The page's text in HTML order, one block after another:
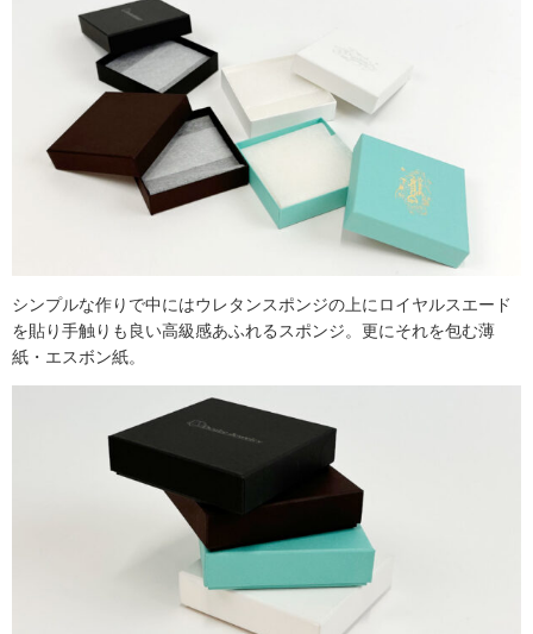
シンプルな作りで中にはウレタンスポンジの上にロイヤルスエード
を貼り手触りも良い高級感あふれるスポンジ。更にそれを包む薄
紙・エスボン紙。